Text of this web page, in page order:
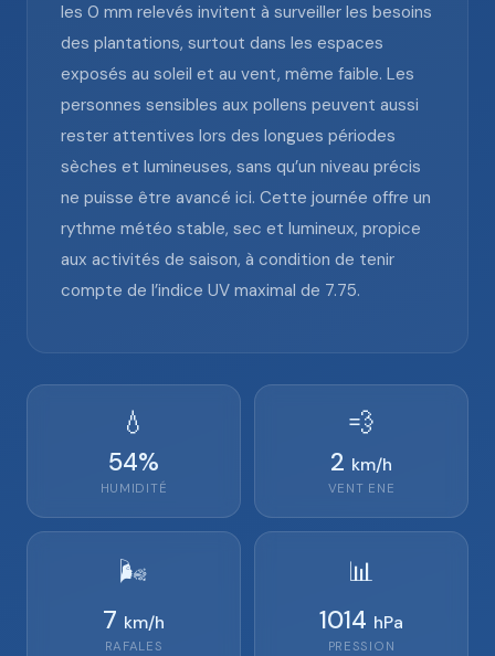
les 0 mm relevés invitent à surveiller les besoins
des plantations, surtout dans les espaces
exposés au soleil et au vent, même faible. Les
personnes sensibles aux pollens peuvent aussi
rester attentives lors des longues périodes
sèches et lumineuses, sans qu’un niveau précis
ne puisse être avancé ici. Cette journée offre un
rythme météo stable, sec et lumineux, propice
aux activités de saison, à condition de tenir
compte de l’indice UV maximal de 7.75.
💧
54%
HUMIDITÉ
💨
2 km/h
VENT ENE
🌬️
7 km/h
RAFALES
📊
1014 hPa
PRESSION